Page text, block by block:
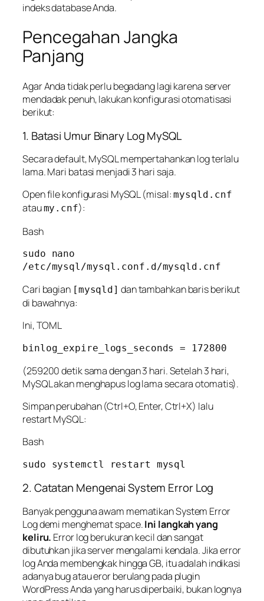
indeks database Anda.
Pencegahan Jangka
Panjang
Agar Anda tidak perlu begadang lagi karena server
mendadak penuh, lakukan konfigurasi otomatisasi
berikut:
1. Batasi Umur Binary Log MySQL
Secara default, MySQL mempertahankan log terlalu
lama. Mari batasi menjadi 3 hari saja.
Open file konfigurasi MySQL (misal:mysqld.cnf
ataumy.cnf):
Bash
sudo nano
Cari bagian [mysqld] dan tambahkan baris berikut
di bawahnya:
Ini, TOML
(259200 detik sama dengan 3 hari. Setelah 3 hari,
MySQL akan menghapus log lama secara otomatis).
Simpan perubahan (Ctrl+O, Enter, Ctrl+X) lalu
restart MySQL:
Bash
2. Catatan Mengenai System Error Log
Banyak pengguna awam mematikanSystem Error
Logdemi menghemat space.Ini langkah yang
keliru. Error log berukuran kecil dan sangat
dibutuhkan jika server mengalami kendala. Jika error
log Anda membengkak hingga GB, itu adalah indikasi
adanyabugatau eror berulang pada plugin
WordPress Anda yang harus diperbaiki, bukan lognya